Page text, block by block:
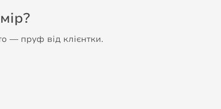
— пруф від клієнтки.